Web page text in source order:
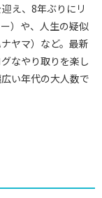
え、8年ぶりにリ
）や、人生の疑似
ヤマ）など。最新
なやり取りを楽し
い年代の大人数で